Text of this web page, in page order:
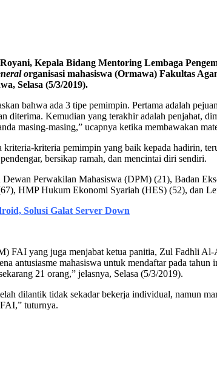
Kepala Bidang Mentoring Lembaga
organisasi mahasiswa (Ormawa) Fakultas
Selasa (5/3/2019).
bahwa ada 3 tipe pemimpin. Pertama adalah
diterima. Kemudian yang terakhir adalah penjahat,
masing-masing,” ucapnya ketika membawakan
kriteria pemimpin yang baik kepada hadirin,
bersikap ramah, dan mencintai diri sendiri.
Perwakilan Mahasiswa (DPM) (21), Badan
HMP Hukum Ekonomi Syariah (HES) (52), dan
Solusi Galat Server Down
FAI yang juga menjabat ketua panitia, Zul Fadhli
antusiasme mahasiswa untuk mendaftar pada
21 orang,” jelasnya, Selasa (5/3/2019).
dilantik tidak sekadar bekerja individual, namun
tuturnya.